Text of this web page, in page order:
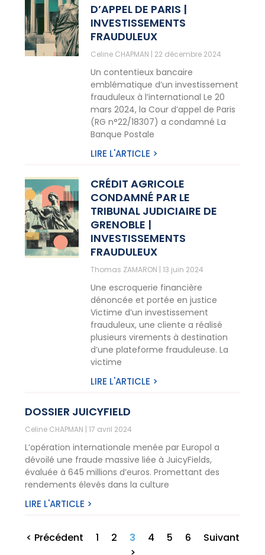
D’APPEL DE PARIS |
INVESTISSEMENTS
FRAUDULEUX
Celine CHAPMAN 22 décembre 2024
Un contentieux bancaire
emblématique d’un investissement
frauduleux à l’international Le 20
mars 2024, la Cour d’appel de Paris
(RG n°22/18307) a condamné La
Banque Postale
LIRE L'ARTICLE >
CRÉDIT AGRICOLE
CONDAMNÉ PAR LE
TRIBUNAL JUDICIAIRE DE
GRENOBLE |
INVESTISSEMENTS
FRAUDULEUX
Thomas ZAMARON 13 juin 2024
Une escroquerie financière
dénoncée et portée en justice
Victime d’un investissement
frauduleux, une cliente a réalisé
plusieurs virements à destination
d’une plateforme frauduleuse. La
victime
LIRE L'ARTICLE >
DOSSIER JUICYFIELD
Celine CHAPMAN 17 avril 2024
L’opération internationale menée par Europol a
dévoilé une fraude massive liée à JuicyFields,
évaluée à 645 millions d’euros. Promettant des
rendements élevés dans la culture
LIRE L'ARTICLE >
< Précédent 1 2 3 4 5 6
Suivant